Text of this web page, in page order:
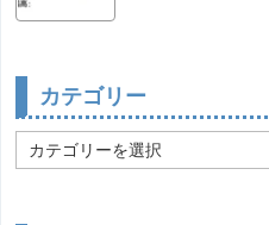
カテゴリー
テ